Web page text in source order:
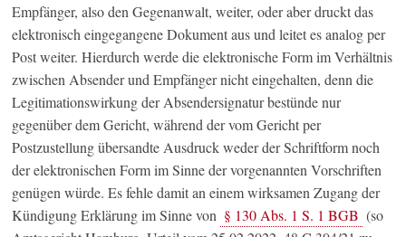
Empfänger, also den Gegenanwalt, weiter, oder aber druckt das
elektronisch eingegangene Dokument aus und leitet es analog per
Post weiter. Hierdurch werde die elektronische Form im Verhältnis
zwischen Absender und Empfänger nicht eingehalten, denn die
Legitimationswirkung der Absendersignatur bestünde nur
gegenüber dem Gericht, während der vom Gericht per
Postzustellung übersandte Ausdruck weder der Schriftform noch
der elektronischen Form im Sinne der vorgenannten Vorschriften
genügen würde. Es fehle damit an einem wirksamen Zugang der
Kündigung Erklärung im Sinne von § 130 Abs. 1 S. 1 BGB (so